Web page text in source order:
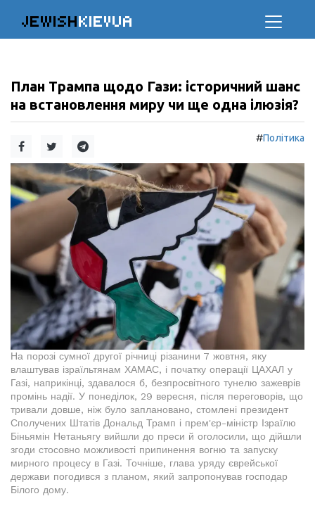
JEWISHKIEVUA
План Трампа щодо Гази: історичний шанс
на встановлення миру чи ще одна ілюзія?
#Політика
На порозі сумної другої річниці різанини 7 жовтня, яку
влаштував ізраїльтянам ХАМАС, і початку операції ЦАХАЛ у
Газі, наприкінці, здавалося б, безпросвітного тунелю зажеврів
промінь надії. У понеділок, 29 вересня, після переговорів, що
тривали довше, ніж було заплановано, стомлені президент
Сполучених Штатів Дональд Трамп і прем'єр-міністр Ізраїлю
Біньямін Нетаньягу вийшли до преси й оголосили, що дійшли
згоди стосовно можливості припинення вогню та запуску
мирного процесу в Газі. Точніше, глава уряду єврейської
держави погодився з планом, який запропонував господар
Білого дому.